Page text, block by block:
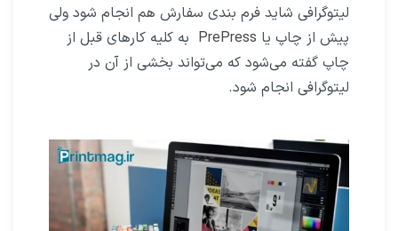
لیتوگرافی شاید فرم بندی سفارش هم انجام شود ولی
پیش از چاپ یا PrePress به کلیه کارهای قبل از
چاپ گفته می‌شود که می‌تواند بخشی از آن در
لیتوگرافی انجام شود.